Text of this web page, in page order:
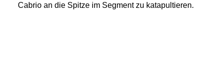
Cabrio an die Spitze im Segment zu katapultieren.